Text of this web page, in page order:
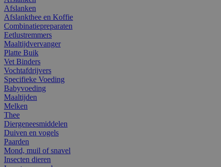
Afslanken
Afslankthee en Koffie
Combinatiepreparaten
Eetlustremmers
Maaltijdvervanger
Platte Buik
Vet Binders
Vochtafdrijvers
Specifieke Voeding
Babyvoeding
Maaltijden
Melken
Thee
Diergeneesmiddelen
Duiven en vogels
Paarden
Mond, muil of snavel
Insecten dieren